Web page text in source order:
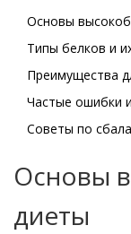
Основы
Типы белков и
Преимущества
Частые ошибки
Советы по
Основы
диеты